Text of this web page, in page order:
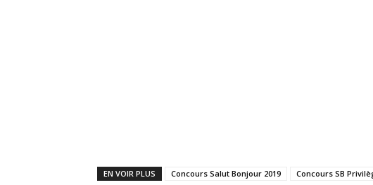
EN VOIR PLUS Concours Salut Bonjour 2019 Concours SB